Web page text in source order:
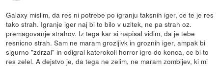
Galaxy mislim, da res ni potrebe po igranju taksnih iger, ce te je res
tako strah. Igranje iger naj bi to bilo v uzitek, ne pa strah oz.
premagovanje strahov. Iz tega kar si napisal vidim, da je tebe
resnicno strah. Sam ne maram grozljivk in groznih iger, ampak bi
sigurno "zdrzal" in odigral katerokoli horror igro do konca, ce bi to
res zelel. A dejstvo je, da tega ne zelim, ne maram zombijev, ki mi